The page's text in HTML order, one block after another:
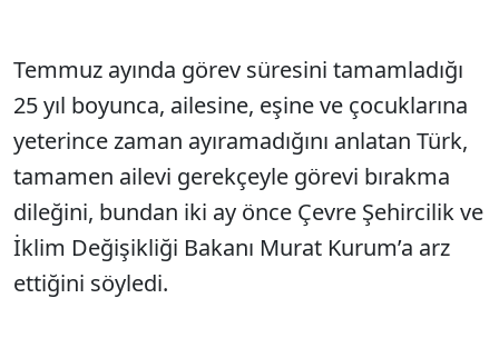
Temmuz ayında görev süresini tamamladığı
25 yıl boyunca, ailesine, eşine ve çocuklarına
yeterince zaman ayıramadığını anlatan Türk,
tamamen ailevi gerekçeyle görevi bırakma
dileğini, bundan iki ay önce Çevre Şehircilik ve
İklim Değişikliği Bakanı Murat Kurum’a arz
ettiğini söyledi.